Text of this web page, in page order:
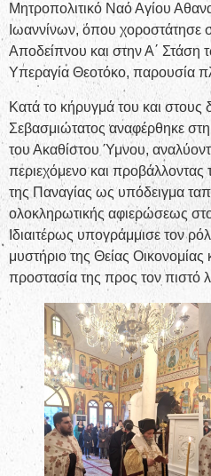
Μητροπολιτικό Ναό Αγίου
Ιωαννίνων, όπου χοροστάτησε
Αποδείπνου και στην Α΄ Στάση
Υπεραγία Θεοτόκο, παρουσία
Κατά το κήρυγμά του και στους
Σεβασμιώτατος αναφέρθηκε
του Ακαθίστου Ύμνου,
περιεχόμενο και
της Παναγίας ως υπόδειγμα
ολοκληρωτικής αφιερώσεως
Ιδιαιτέρως υπογράμμισε τον
μυστήριο της Θείας Οικονομίας
προστασία της προς τον πιστό